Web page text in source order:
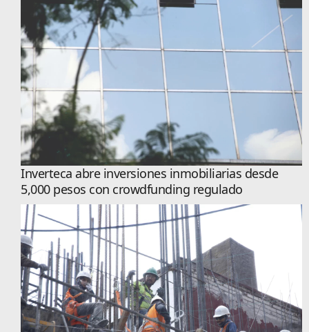
Inverteca abre inversiones inmobiliarias desde
5,000 pesos con crowdfunding regulado